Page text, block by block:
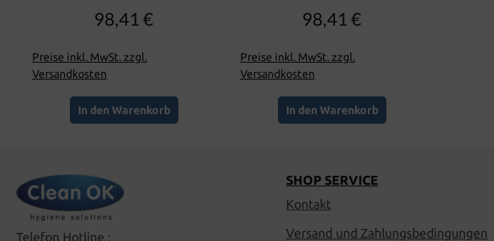
Regulärer Preis:
98,41 €
Preise inkl. MwSt. zzgl.
Versandkosten
In den Warenkorb
Regulärer Preis:
98,41 €
Preise inkl. MwSt. zzgl.
Versandkosten
In den Warenkorb
Telefon Hotline :
SHOP SERVICE
Kontakt
Versand und Zahlungsbedingungen